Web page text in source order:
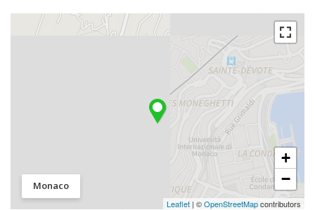
Monaco
+
−
Leaflet | ©OpenStreetMapcontributors